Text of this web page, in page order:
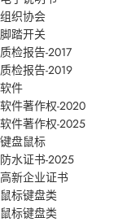
组织协会
脚踏开关
质检报告-2017
质检报告-2019
软件
软件著作权-2020
软件著作权-2025
键盘鼠标
防水证书-2025
高新企业证书
鼠标键盘类
鼠标键盘类